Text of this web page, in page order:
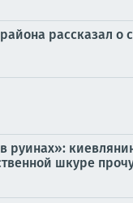
рассказал о
шкуре